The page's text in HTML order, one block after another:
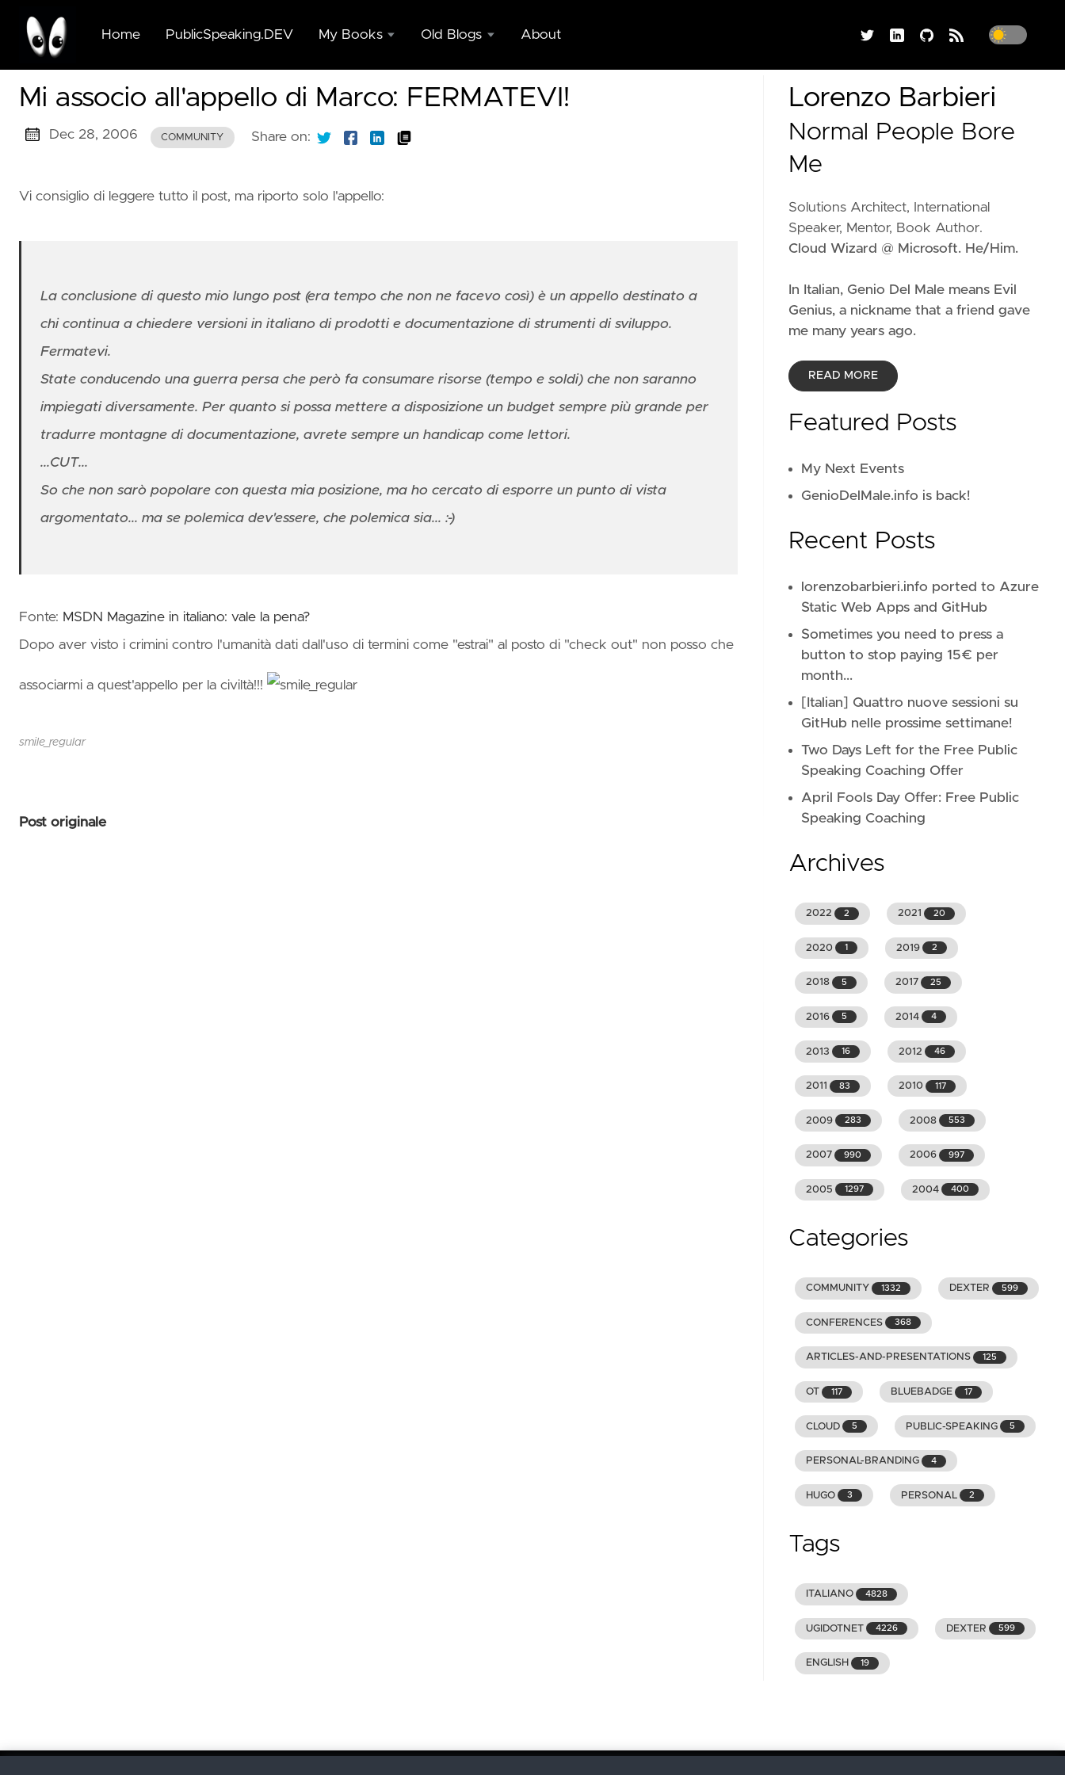
Home PublicSpeaking.DEV My Books
🆕🆓
Beyond
Speaking
🆓 App
Succinctly
Azure
Old Blogs
Copy of
blogs.ugidotnet.org/geniodemale
About
Mi associo all'appello di Marco: FERMATEVI!
Dec 28, 2006 COMMUNITY Share on:
Vi consiglio di leggere tutto il post, ma riporto solo l'appello:
La conclusione di questo mio lungo post (era tempo che non ne facevo così) è un appello destinato a
chi continua a chiedere versioni in italiano di prodotti e documentazione di strumenti di sviluppo.
Fermatevi.
State conducendo una guerra persa che però fa consumare risorse (tempo e soldi) che non saranno
impiegati diversamente. Per quanto si possa mettere a disposizione un budget sempre più grande per
tradurre montagne di documentazione, avrete sempre un handicap come lettori.
...CUT...
So che non sarò popolare con questa mia posizione, ma ho cercato di esporre un punto di vista
argomentato... ma se polemica dev'essere, che polemica sia... :-)
Fonte: MSDN Magazine in italiano: vale la pena?
Dopo aver visto i crimini contro l'umanità dati dall'uso di termini come "estrai" al posto di "check out" non posso che
associarmi a quest'appello per la civiltà!!!
smile_regular
Post originale
Lorenzo Barbieri
Normal People Bore
Me
Solutions Architect, International
Speaker, Mentor, Book Author.
Cloud Wizard @ Microsoft. He/Him.
In Italian, Genio Del Male means Evil
Genius, a nickname that a friend gave
me many years ago.
READ MORE
Featured Posts
My Next Events
GenioDelMale.info is back!
Recent Posts
lorenzobarbieri.info ported to Azure
Static Web Apps and GitHub
Sometimes you need to press a
button to stop paying 15€ per
month...
[Italian] Quattro nuove sessioni su
GitHub nelle prossime settimane!
Two Days Left for the Free Public
Speaking Coaching Offer
April Fools Day Offer: Free Public
Speaking Coaching
Archives
2022 2 2021 20
2020 1 2019 2
2018 5 2017 25
2016 5 2014 4
2013 16 2012 46
2011 83 2010 117
2009 283 2008 553
2007 990 2006 997
2005 1297 2004 400
Categories
COMMUNITY 1332 DEXTER 599
CONFERENCES 368
ARTICLES-AND-PRESENTATIONS 125
OT 117 BLUEBADGE 17
CLOUD 5 PUBLIC-SPEAKING 5
PERSONAL-BRANDING 4
HUGO 3 PERSONAL 2
Tags
ITALIANO 4828
UGIDOTNET 4226 DEXTER 599
ENGLISH 19